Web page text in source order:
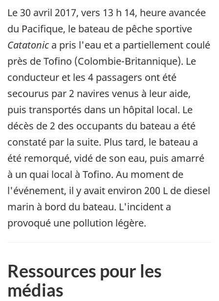
Le 30 avril 2017, vers 13 h 14, heure avancée
du Pacifique, le bateau de pêche sportive
Catatonic a pris l'eau et a partiellement coulé
près de Tofino (Colombie-Britannique). Le
conducteur et les 4 passagers ont été
secourus par 2 navires venus à leur aide,
puis transportés dans un hôpital local. Le
décès de 2 des occupants du bateau a été
constaté par la suite. Plus tard, le bateau a
été remorqué, vidé de son eau, puis amarré
à un quai local à Tofino. Au moment de
l'événement, il y avait environ 200 L de diesel
marin à bord du bateau. L'incident a
provoqué une pollution légère.
Ressources pour les
médias